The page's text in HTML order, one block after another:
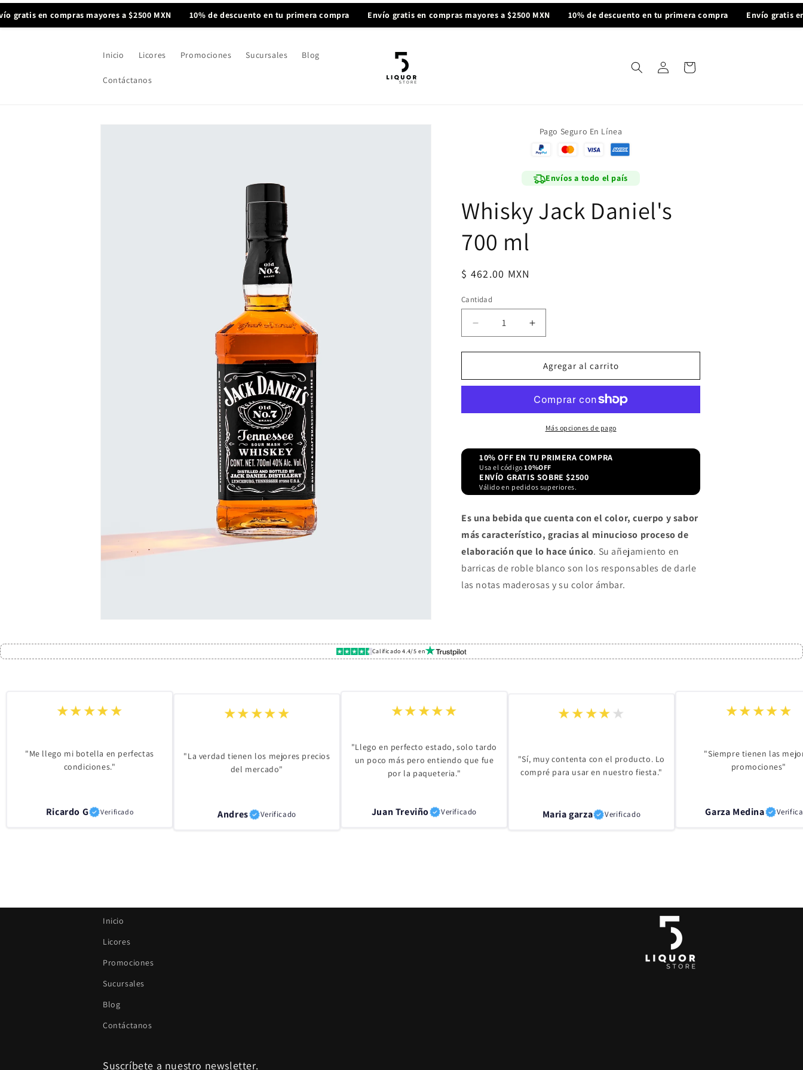
Ir
directamente
en compras mayores a $2500 MXN 10% de descuento en tu primera compra Envío gratis en compras mayores a $2500 MXN 10% de descuento en tu primera compra Envío gratis en
Inicio Licores Promociones Sucursales Blog
Contáctanos
Iniciar
sesión
Carrito
directamente
en
Pago Seguro En Línea
Envíos a todo el país
Whisky Jack Daniel's
700 ml
Precio
$ 462.00 MXN
Cantidad
Reducir
cantidad
para
Jack
ml
Aumentar
cantidad
para
Whisky
Jack
700
ml
Agregar al carrito
Más opciones de pago
10% OFF EN TU PRIMERA COMPRA
Usa el código10%OFF
ENVÍO GRATIS SOBRE $2500
Válido en pedidos superiores.
Es una bebida que cuenta con el color, cuerpo y sabor
más característico, gracias al minucioso proceso de
elaboración que lo hace único. Su añejamiento en
barricas de roble blanco son los responsables de darle
las notas maderosas y su color ámbar.
Calificado 4.4/5 en
★★★★★
"Me llego mi botella en perfectas
condiciones."
Ricardo G Verificado
★★★★★
"La verdad tienen los mejores precios
del mercado"
Andres Verificado
★★★★★
"Llego en perfecto estado, solo tardo
un poco más pero entiendo que fue
por la paqueteria."
Juan Treviño Verificado
★★★★★
"Sí, muy contenta con el producto. Lo
compré para usar en nuestro fiesta."
Maria garza Verificado
★★★★★
"Siempre tienen las
promociones"
Garza Medina
Inicio
Licores
Promociones
Sucursales
Blog
Contáctanos
Suscríbete a nuestro newsletter.